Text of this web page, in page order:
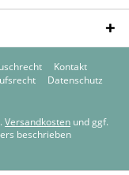
Kontakt
Datenschutz
Versandkosten und ggf.
beschrieben